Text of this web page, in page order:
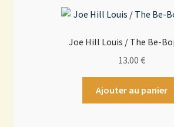
Joe Hill Louis / The Be-
13.00 €
Ajouter au panier